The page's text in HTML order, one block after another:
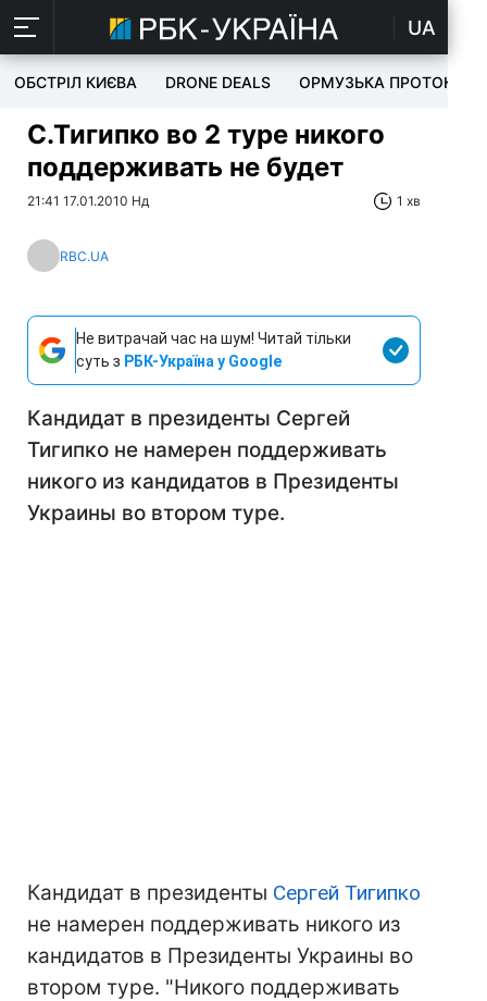
UA
ОБСТРІЛ КИЄВА DRONE DEALS ОРМУЗЬКА ПРОТОКА
С.Тигипко во 2 туре никого
поддерживать не будет
21:41 17.01.2010 Нд 1 хв
RBC.UA
Не витрачай час на шум! Читай тільки
суть з РБК-Україна у Google
Кандидат в президенты Сергей
Тигипко не намерен поддерживать
никого из кандидатов в Президенты
Украины во втором туре.
Кандидат в президенты Сергей Тигипко
не намерен поддерживать никого из
кандидатов в Президенты Украины во
втором туре. "Никого поддерживать